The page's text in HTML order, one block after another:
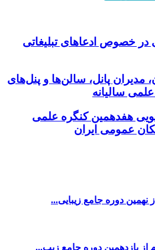
در خصوص ادعاهای تبلیغاتی
مدیران پانل، سالن‌ها و پنل‌های
سالیانه
هفدهمین کنگره علمی
عمومی ایران
دوره جامع زیبایی...
یازدهمین دوره جامع زیب...